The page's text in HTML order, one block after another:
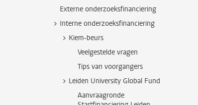
Externe onderzoeksfinanciering
Interne onderzoeksfinanciering
Kiem-beurs
Veelgestelde vragen
Tips van voorgangers
Leiden University Global Fund
Aanvraagronde